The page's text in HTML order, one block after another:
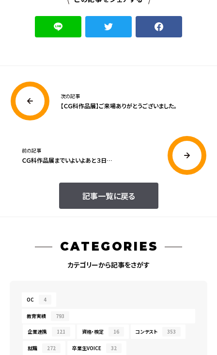
次の記事
【ＣＧ科作品展】ご来場ありがとうございました。
記事一覧に戻る
前の記事
ＣＧ科作品展までいよいよあと３日…
CATEGORIES
カテゴリーから記事をさがす
OC 4
教育実績 793
企業連携 121 資格・検定 16 コンテスト 353
就職 272 卒業生VOICE 32